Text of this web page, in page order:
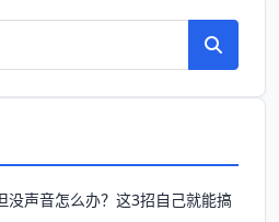
没声音怎么办？这3招自己就能搞